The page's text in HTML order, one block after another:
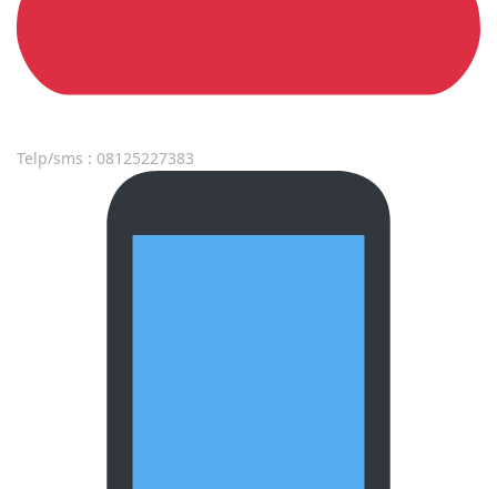
Telp/sms : 08125227383